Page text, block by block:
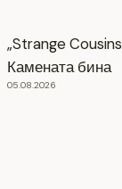
„Strange
Камената бина
05.08.2026